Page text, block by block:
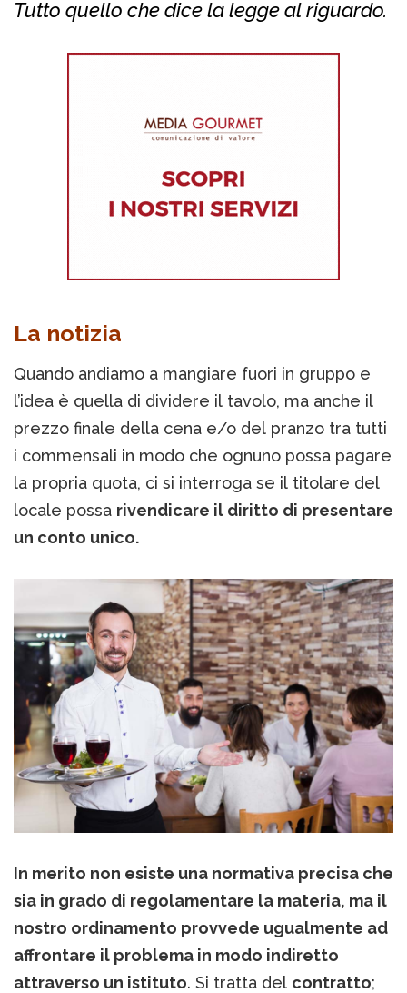
Tutto quello che dice la legge al riguardo.
La notizia
Quando andiamo a mangiare fuori in gruppo e
l’idea è quella di dividere il tavolo, ma anche il
prezzo finale della cena e/o del pranzo tra tutti
i commensali in modo che ognuno possa pagare
la propria quota, ci si interroga se il titolare del
locale possa rivendicare il diritto di presentare
un conto unico.
In merito non esiste una normativa precisa che
sia in grado di regolamentare la materia, ma il
nostro ordinamento provvede ugualmente ad
affrontare il problema in modo indiretto
attraverso un istituto. Si tratta del contratto;